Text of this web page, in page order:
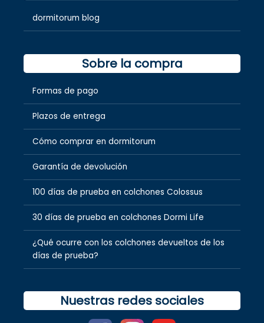
dormitorum blog
Sobre la compra
Formas de pago
Plazos de entrega
Cómo comprar en dormitorum
Garantía de devolución
100 días de prueba en colchones Colossus
30 días de prueba en colchones Dormi Life
¿Qué ocurre con los colchones devueltos de los
días de prueba?
Nuestras redes sociales